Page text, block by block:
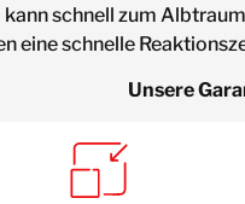
schnell zum
eine schnelle
Unsere